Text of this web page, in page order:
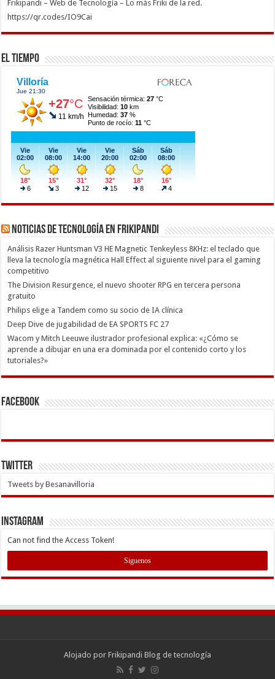
Frikipandi – Web de Tecnología – Lo más Friki de la red.
https://qr.codes/IO9Cai
El Tiempo
Noticias de Tecnología en Frikipandi
Análisis Razer Huntsman V3 HE Magnetic Tenkeyless 8KHz: el teclado que
lleva la tecnología magnética Hall Effect al siguiente nivel para el gaming
competitivo
The Division Resurgence, el nuevo shooter RPG en tercera persona
gratuito
Philips elige a Tandem como su socio de IA clínica
Deep Dive de jugabilidad de EA SPORTS FC 27
Wacom y Mitch Leeuwe ilustrador profesional explica: «¿Cómo se
aprende a dibujar en una era dominada por el contenido corto y los
tutoriales?»
Facebook
Twitter
Tweets by Besanavilloria
INSTAGRAM
Can not find the Access Token!
Siguenos
Alojado por Frikipandi Blog de tecnología